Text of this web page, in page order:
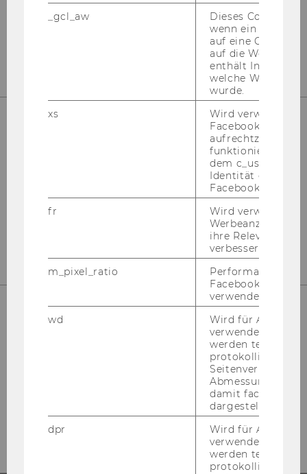
Neh­men Sie Kon­takt mit dem WU4Juniors
Legen Sie los mit den WU4Juniors The­
Er­fah­ren Sie mehr über ver­gan­ge­ne
Ver­an­stal­tun­gen.
_gcl_aw
Dieses Cookie
wenn ein User
auf eine Google
auf die Website
enthält
welche
wurde.
xs
Wird verwendet,
Facebook-Sitzung
funktioniert in
dem c_user-
Identität des
Facebook zu
fr
Wird verwendet,
Werbeanzeigen
ihre Relevanz zu
verbessern.
m_pixel_ratio
Performance-
Facebook mit
verwendet wird.
wd
Wird für Analyse-
verwendet. Unter
werden
protokolliert (z.B.
Seitenverhältnis
Abmessungen
damit facebook
dargestellt
dpr
Wird für Analyse-
verwendet. Unter
werden
protokolliert (z.B.